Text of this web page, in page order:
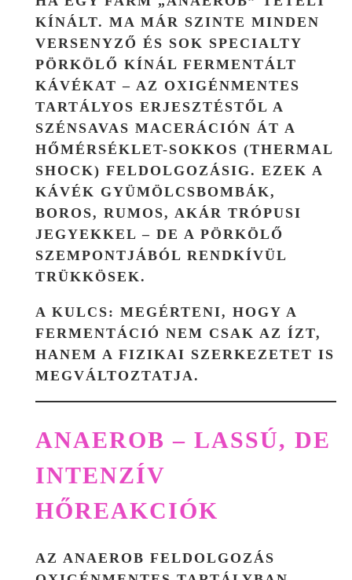
KÍNÁLT. MA MÁR SZINTE MINDEN
VERSENYZŐ ÉS SOK SPECIALTY
PÖRKÖLŐ KÍNÁL FERMENTÁLT
KÁVÉKAT – AZ OXIGÉNMENTES
TARTÁLYOS ERJESZTÉSTŐL A
SZÉNSAVAS MACERÁCIÓN ÁT A
HŐMÉRSÉKLET-SOKKOS (THERMAL
SHOCK) FELDOLGOZÁSIG. EZEK A
KÁVÉK GYÜMÖLCSBOMBÁK,
BOROS, RUMOS, AKÁR TRÓPUSI
JEGYEKKEL – DE A PÖRKÖLŐ
SZEMPONTJÁBÓL RENDKÍVÜL
TRÜKKÖSEK.
A KULCS: MEGÉRTENI, HOGY A
FERMENTÁCIÓ NEM CSAK AZ ÍZT,
HANEM A FIZIKAI SZERKEZETET IS
MEGVÁLTOZTATJA.
ANAEROB – LASSÚ, DE
INTENZÍV
HŐREAKCIÓK
AZ ANAEROB FELDOLGOZÁS